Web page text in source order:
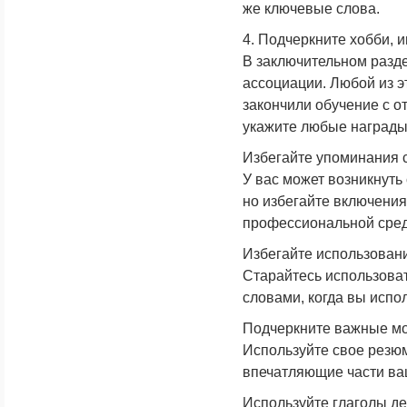
же ключевые слова.
4. Подчеркните хобби,
В заключительном
ассоциации. Любой из
закончили обучение с
укажите любые
Избегайте
У вас может
но избегайте
профессиональной
Избегайте
Старайтесь
словами, когда вы
Подчеркните важные
Используйте свое
впечатляющие части
Используйте глаголы